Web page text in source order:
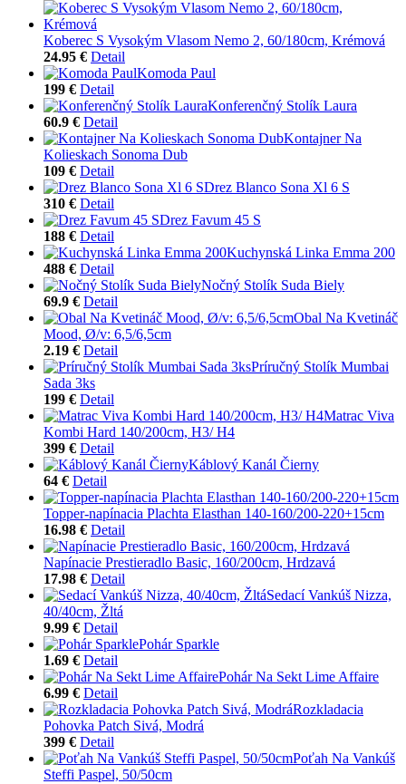
Koberec S Vysokým Vlasom Nemo 2, 60/180cm, Krémová
24.95 € Detail
Komoda Paul
199 € Detail
Konferenčný Stolík Laura
60.9 € Detail
Kontajner Na
Kolieskach Sonoma Dub
109 € Detail
Drez Blanco Sona Xl 6 S
310 € Detail
Drez Favum 45 S
188 € Detail
Kuchynská Linka Emma 200
488 € Detail
Nočný Stolík Suda Biely
69.9 € Detail
Obal Na Kvetináč
Mood, Ø/v: 6,5/6,5cm
2.19 € Detail
Príručný Stolík Mumbai
Sada 3ks
199 € Detail
Matrac Viva
Kombi Hard 140/200cm, H3/ H4
399 € Detail
Káblový Kanál Čierny
64 € Detail
Topper-napínacia Plachta Elasthan 140-160/200-220+15cm
16.98 € Detail
Napínacie Prestieradlo Basic, 160/200cm, Hrdzavá
17.98 € Detail
Sedací Vankúš Nizza,
40/40cm, Žltá
9.99 € Detail
Pohár Sparkle
1.69 € Detail
Pohár Na Sekt Lime Affaire
6.99 € Detail
Rozkladacia
Pohovka Patch Sivá, Modrá
399 € Detail
Poťah Na Vankúš
Steffi Paspel, 50/50cm